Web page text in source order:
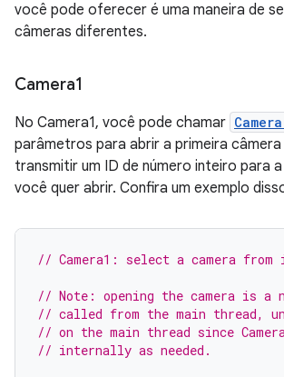
você pode oferecer é uma maneira de
câmeras diferentes.
Camera1
No Camera1, você pode chamar
parâmetros para abrir a primeira
transmitir um ID de número inteiro para
você quer abrir. Confira um exemplo
// Camera1: select a camera from
// Note: opening the camera is
// called from the main thread,
// on the main thread since
// internally as needed.